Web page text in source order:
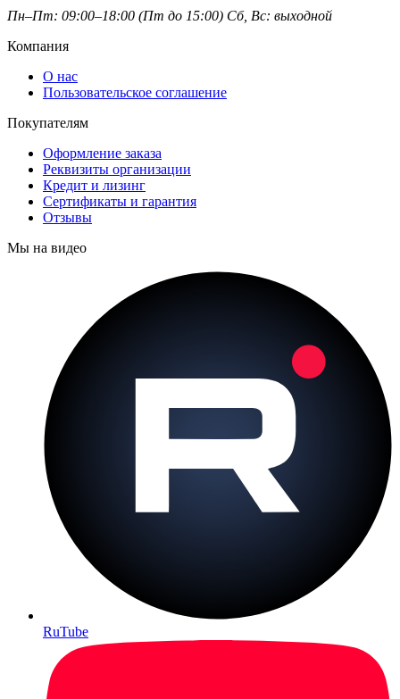
Пн–Пт: 09:00–18:00 (Пт до 15:00) Сб, Вс: выходной
Компания
О нас
Пользовательское соглашение
Покупателям
Оформление заказа
Реквизиты организации
Кредит и лизинг
Сертификаты и гарантия
Отзывы
Мы на видео
RuTube